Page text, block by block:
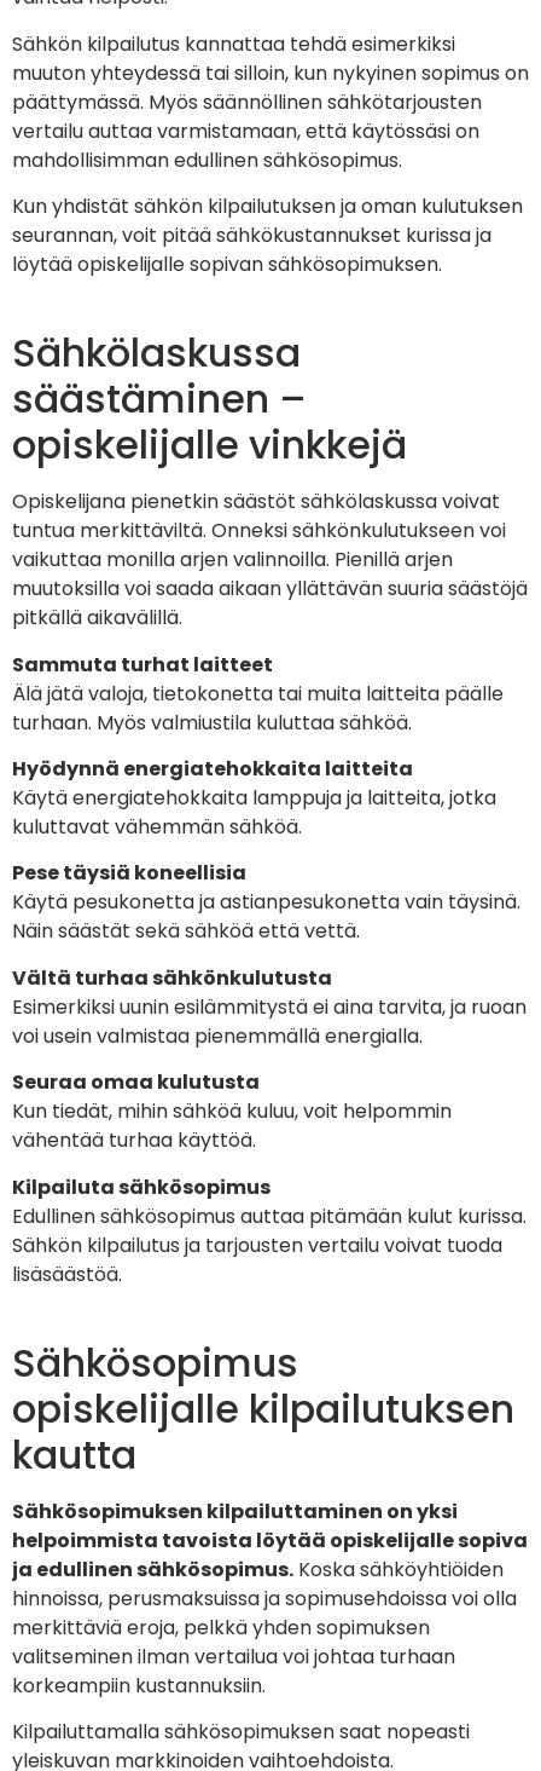
Sähkön kilpailutus kannattaa tehdä esimerkiksi
muuton yhteydessä tai silloin, kun nykyinen sopimus on
päättymässä. Myös säännöllinen sähkötarjousten
vertailu auttaa varmistamaan, että käytössäsi on
mahdollisimman edullinen sähkösopimus.
Kun yhdistät sähkön kilpailutuksen ja oman kulutuksen
seurannan, voit pitää sähkökustannukset kurissa ja
löytää opiskelijalle sopivan sähkösopimuksen.
Sähkölaskussa
säästäminen –
opiskelijalle vinkkejä
Opiskelijana pienetkin säästöt sähkölaskussa voivat
tuntua merkittäviltä. Onneksi sähkönkulutukseen voi
vaikuttaa monilla arjen valinnoilla. Pienillä arjen
muutoksilla voi saada aikaan yllättävän suuria säästöjä
pitkällä aikavälillä.
Sammuta turhat laitteet
Älä jätä valoja, tietokonetta tai muita laitteita päälle
turhaan. Myös valmiustila kuluttaa sähköä.
Hyödynnä energiatehokkaita laitteita
Käytä energiatehokkaita lamppuja ja laitteita, jotka
kuluttavat vähemmän sähköä.
Pese täysiä koneellisia
Käytä pesukonetta ja astianpesukonetta vain täysinä.
Näin säästät sekä sähköä että vettä.
Vältä turhaa sähkönkulutusta
Esimerkiksi uunin esilämmitystä ei aina tarvita, ja ruoan
voi usein valmistaa pienemmällä energialla.
Seuraa omaa kulutusta
Kun tiedät, mihin sähköä kuluu, voit helpommin
vähentää turhaa käyttöä.
Kilpailuta sähkösopimus
Edullinen sähkösopimus auttaa pitämään kulut kurissa.
Sähkön kilpailutus ja tarjousten vertailu voivat tuoda
lisäsäästöä.
Sähkösopimus
opiskelijalle kilpailutuksen
kautta
Sähkösopimuksen kilpailuttaminen on yksi
helpoimmista tavoista löytää opiskelijalle sopiva
ja edullinen sähkösopimus. Koska sähköyhtiöiden
hinnoissa, perusmaksuissa ja sopimusehdoissa voi olla
merkittäviä eroja, pelkkä yhden sopimuksen
valitseminen ilman vertailua voi johtaa turhaan
korkeampiin kustannuksiin.
Kilpailuttamalla sähkösopimuksen saat nopeasti
yleiskuvan markkinoiden vaihtoehdoista.